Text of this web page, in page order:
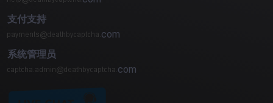
支付支持
com
系统管理员
com